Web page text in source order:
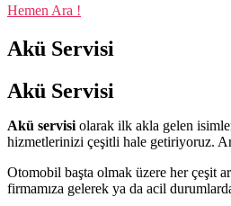
Hemen Ara !
Akü Servisi
Akü Servisi
Akü servisi olarak ilk akla gelen
hizmetlerinizi çeşitli hale getiriyoruz.
Otomobil başta olmak üzere her çeşit
firmamıza gelerek ya da acil